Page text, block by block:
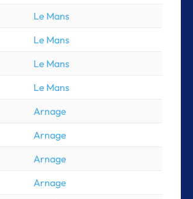
Le Mans
Le Mans
Le Mans
Le Mans
Arnage
Arnage
Arnage
Arnage